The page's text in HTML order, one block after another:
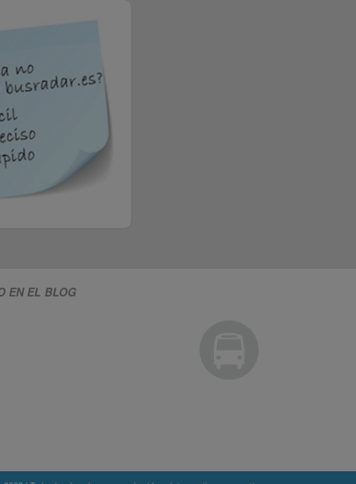
EN EL BLOG